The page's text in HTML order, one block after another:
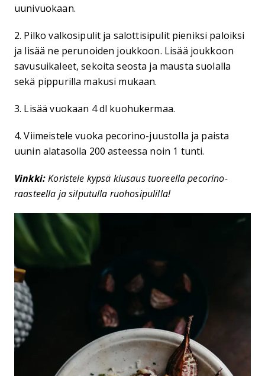
uunivuokaan.
2. Pilko valkosipulit ja salottisipulit pieniksi paloiksi
ja lisää ne perunoiden joukkoon. Lisää joukkoon
savusuikaleet, sekoita seosta ja mausta suolalla
sekä pippurilla makusi mukaan.
3. Lisää vuokaan 4 dl kuohukermaa.
4. Viimeistele vuoka pecorino-juustolla ja paista
uunin alatasolla 200 asteessa noin 1 tunti.
Vinkki:Koristele kypsä kiusaus tuoreella pecorino-
raasteella ja silputulla ruohosipulilla!